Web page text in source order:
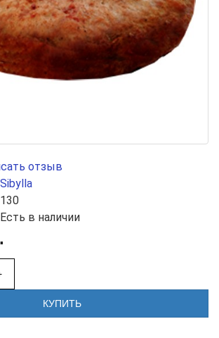
отзыв
Sibylla
130
Есть в наличии
КУПИТЬ